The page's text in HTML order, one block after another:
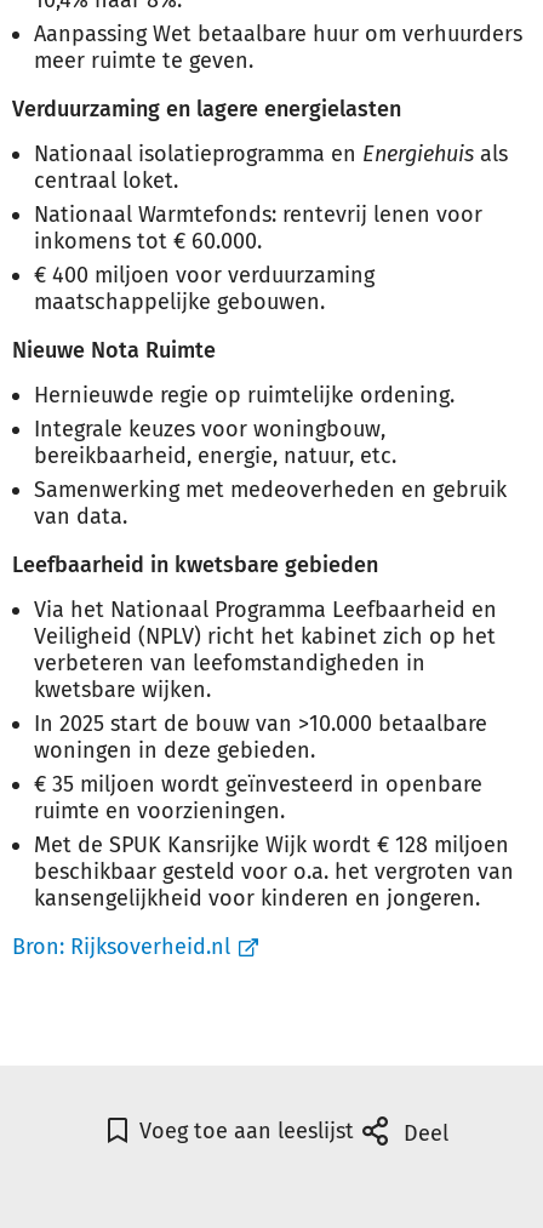
Aanpassing Wet betaalbare huur om verhuurders
meer ruimte te geven.
Verduurzaming en lagere energielasten
Nationaal isolatieprogramma en Energiehuis als
centraal loket.
Nationaal Warmtefonds: rentevrij lenen voor
inkomens tot € 60.000.
€ 400 miljoen voor verduurzaming
maatschappelijke gebouwen.
Nieuwe Nota Ruimte
Hernieuwde regie op ruimtelijke ordening.
Integrale keuzes voor woningbouw,
bereikbaarheid, energie, natuur, etc.
Samenwerking met medeoverheden en gebruik
van data.
Leefbaarheid in kwetsbare gebieden
Via het Nationaal Programma Leefbaarheid en
Veiligheid (NPLV) richt het kabinet zich op het
verbeteren van leefomstandigheden in
kwetsbare wijken.
In 2025 start de bouw van >10.000 betaalbare
woningen in deze gebieden.
€ 35 miljoen wordt geïnvesteerd in openbare
ruimte en voorzieningen.
Met de SPUK Kansrijke Wijk wordt € 128 miljoen
beschikbaar gesteld voor o.a. het vergroten van
kansengelijkheid voor kinderen en jongeren.
Bron: Rijksoverheid.nl
Voeg toe aan leeslijst Deel